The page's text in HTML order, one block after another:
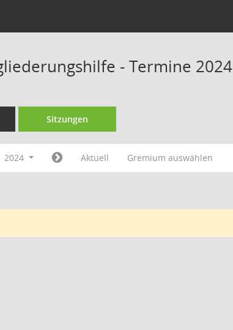
- Termine 2024
Sitzungen
2024 Aktuell Gremium auswählen